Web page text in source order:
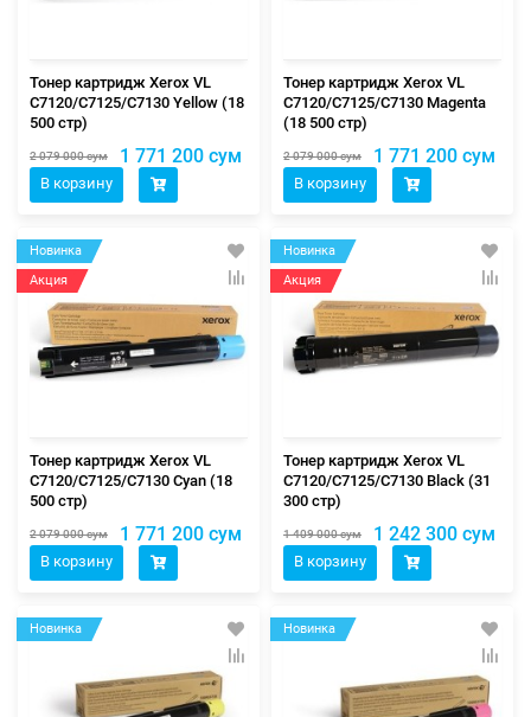
Тонер картридж Xerox VL
C7120/С7125/С7130 Yellow (18
500 стр)
2 079 000 сум 1 771 200 сум
В корзину
Тонер картридж Xerox VL
C7120/С7125/С7130 Magenta
(18 500 стр)
2 079 000 сум 1 771 200 сум
В корзину
Новинка
Акция
Тонер картридж Xerox VL
C7120/С7125/С7130 Cyan (18
500 стр)
2 079 000 сум 1 771 200 сум
В корзину
Новинка
Акция
Тонер картридж Xerox VL
C7120/С7125/С7130 Black (31
300 стр)
1 409 000 сум 1 242 300 сум
В корзину
Новинка Новинка